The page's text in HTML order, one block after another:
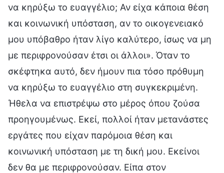
να κηρύξω το ευαγγέλιο; Αν είχα κάποια θέση
και κοινωνική υπόσταση, αν το οικογενειακό
μου υπόβαθρο ήταν λίγο καλύτερο, ίσως να μη
με περιφρονούσαν έτσι οι άλλοι». Όταν το
σκέφτηκα αυτό, δεν ήμουν πια τόσο πρόθυμη
να κηρύξω το ευαγγέλιο στη συγκεκριμένη.
Ήθελα να επιστρέψω στο μέρος όπου ζούσα
προηγουμένως. Εκεί, πολλοί ήταν μετανάστες
εργάτες που είχαν παρόμοια θέση και
κοινωνική υπόσταση με τη δική μου. Εκείνοι
δεν θα με περιφρονούσαν. Είπα στον